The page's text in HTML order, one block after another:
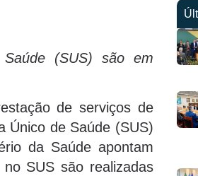
(SUS) são em
de serviços de
Único de Saúde (SUS)
da Saúde apontam
SUS são realizadas